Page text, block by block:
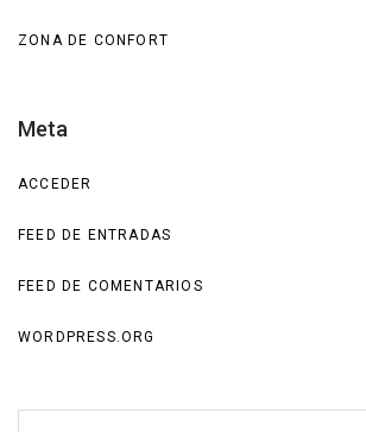
ZONA DE CONFORT
Meta
ACCEDER
FEED DE ENTRADAS
FEED DE COMENTARIOS
WORDPRESS.ORG